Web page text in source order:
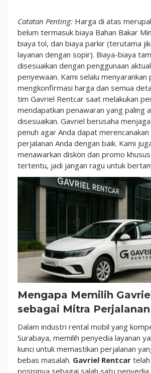
Catatan Penting: Harga di atas
belum termasuk biaya Bahan Bakar
biaya tol, dan biaya parkir (terutama
layanan dengan sopir). Biaya-biaya
disesuaikan dengan penggunaan
penyewaan. Kami selalu menyarankan
mengkonfirmasi harga dan semua
tim Gavriel Rentcar saat melakukan
mendapatkan penawaran yang paling
disesuaikan. Gavriel berusaha
penuh agar Anda dapat merencanakan
perjalanan Anda dengan baik. Kami
menawarkan diskon dan promo
tertentu, jadi jangan ragu untuk
Mengapa Memilih
sebagai Mitra
Dalam industri rental mobil yang
Surabaya, memilih penyedia layanan
kunci untuk memastikan perjalanan
bebas masalah. Gavriel Rentcar
posisinya sebagai salah satu penyedia